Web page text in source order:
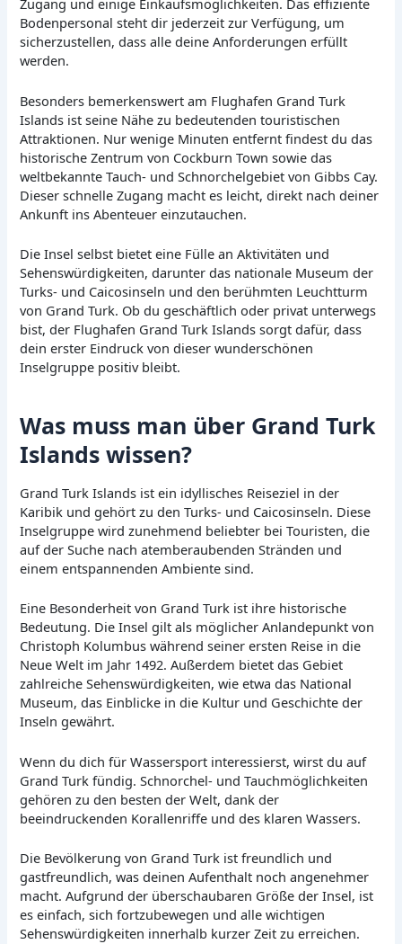
Zugang und einige Einkaufsmöglichkeiten. Das effiziente
Bodenpersonal steht dir jederzeit zur Verfügung, um
sicherzustellen, dass alle deine Anforderungen erfüllt
werden.
Besonders bemerkenswert am Flughafen Grand Turk
Islands ist seine Nähe zu bedeutenden touristischen
Attraktionen. Nur wenige Minuten entfernt findest du das
historische Zentrum von Cockburn Town sowie das
weltbekannte Tauch- und Schnorchelgebiet von Gibbs Cay.
Dieser schnelle Zugang macht es leicht, direkt nach deiner
Ankunft ins Abenteuer einzutauchen.
Die Insel selbst bietet eine Fülle an Aktivitäten und
Sehenswürdigkeiten, darunter das nationale Museum der
Turks- und Caicosinseln und den berühmten Leuchtturm
von Grand Turk. Ob du geschäftlich oder privat unterwegs
bist, der Flughafen Grand Turk Islands sorgt dafür, dass
dein erster Eindruck von dieser wunderschönen
Inselgruppe positiv bleibt.
Was muss man über Grand Turk
Islands wissen?
Grand Turk Islands ist ein idyllisches Reiseziel in der
Karibik und gehört zu den Turks- und Caicosinseln. Diese
Inselgruppe wird zunehmend beliebter bei Touristen, die
auf der Suche nach atemberaubenden Stränden und
einem entspannenden Ambiente sind.
Eine Besonderheit von Grand Turk ist ihre historische
Bedeutung. Die Insel gilt als möglicher Anlandepunkt von
Christoph Kolumbus während seiner ersten Reise in die
Neue Welt im Jahr 1492. Außerdem bietet das Gebiet
zahlreiche Sehenswürdigkeiten, wie etwa das National
Museum, das Einblicke in die Kultur und Geschichte der
Inseln gewährt.
Wenn du dich für Wassersport interessierst, wirst du auf
Grand Turk fündig. Schnorchel- und Tauchmöglichkeiten
gehören zu den besten der Welt, dank der
beeindruckenden Korallenriffe und des klaren Wassers.
Die Bevölkerung von Grand Turk ist freundlich und
gastfreundlich, was deinen Aufenthalt noch angenehmer
macht. Aufgrund der überschaubaren Größe der Insel, ist
es einfach, sich fortzubewegen und alle wichtigen
Sehenswürdigkeiten innerhalb kurzer Zeit zu erreichen.